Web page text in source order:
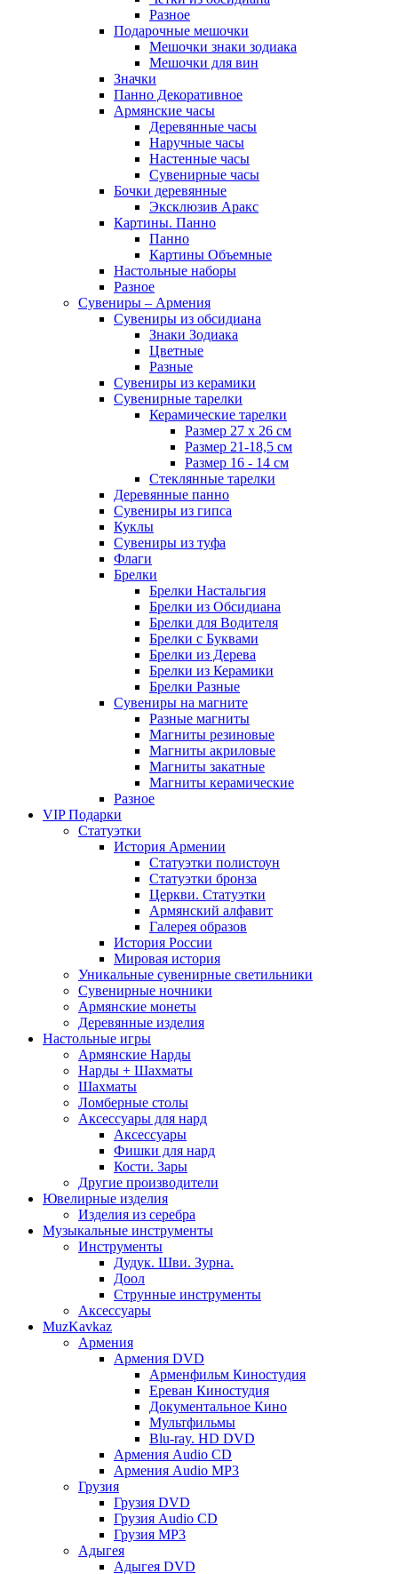
Разное
Подарочные мешочки
Мешочки знаки зодиака
Мешочки для вин
Значки
Панно Декоративное
Армянские часы
Деревянные часы
Наручные часы
Настенные часы
Сувенирные часы
Бочки деревянные
Эксклюзив Аракс
Картины. Панно
Панно
Картины Объемные
Настольные наборы
Разное
Сувениры – Армения
Сувениры из обсидиана
Знаки Зодиака
Цветные
Разные
Сувениры из керамики
Сувенирные тарелки
Керамические тарелки
Размер 27 х 26 см
Размер 21-18,5 см
Размер 16 - 14 см
Стеклянные тарелки
Деревянные панно
Сувениры из гипса
Куклы
Сувениры из туфа
Флаги
Брелки
Брелки Настальгия
Брелки из Обсидиана
Брелки для Водителя
Брелки с Буквами
Брелки из Дерева
Брелки из Керамики
Брелки Разные
Сувениры на магните
Разные магниты
Магниты резиновые
Магниты акриловые
Магниты закатные
Магниты керамические
Разное
VIP Подарки
Статуэтки
История Армении
Статуэтки полистоун
Статуэтки бронза
Церкви. Статуэтки
Армянский алфавит
Галерея образов
История России
Мировая история
Уникальные сувенирные светильники
Сувенирные ночники
Армянские монеты
Деревянные изделия
Настольные игры
Армянские Нарды
Нарды + Шахматы
Шахматы
Ломберные столы
Аксессуары для нард
Аксессуары
Фишки для нард
Кости. Зары
Другие производители
Ювелирные изделия
Изделия из серебра
Музыкальные инструменты
Инструменты
Дудук. Шви. Зурна.
Доол
Струнные инструменты
Аксессуары
MuzKavkaz
Армения
Армения DVD
Арменфильм Киностудия
Ереван Киностудия
Документальное Кино
Мультфильмы
Blu-ray. HD DVD
Армения Audio CD
Армения Audio MP3
Грузия
Грузия DVD
Грузия Audio CD
Грузия MP3
Адыгея
Адыгея DVD